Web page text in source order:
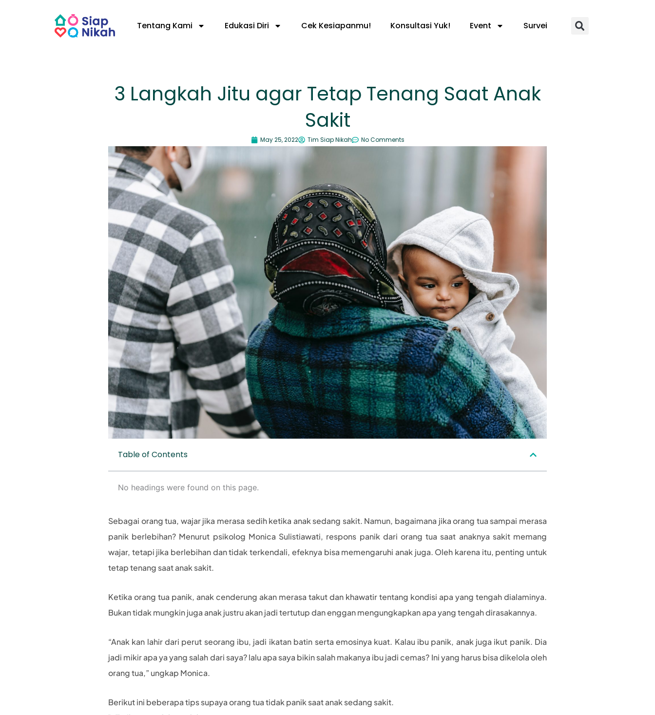
Tentang Kami Edukasi Diri Cek Kesiapanmu! Konsultasi Yuk! Event Survei
3 Langkah Jitu agar Tetap Tenang Saat Anak
Sakit
May 25, 2022 Tim Siap Nikah No Comments
Table of Contents
No headings were found on this page.
Sebagai orang tua, wajar jika merasa sedih ketika anak sedang sakit. Namun, bagaimana jika orang tua sampai merasa
panik berlebihan? Menurut psikolog Monica Sulistiawati, respons panik dari orang tua saat anaknya sakit memang
wajar, tetapi jika berlebihan dan tidak terkendali, efeknya bisa memengaruhi anak juga. Oleh karena itu, penting untuk
tetap tenang saat anak sakit.
Ketika orang tua panik, anak cenderung akan merasa takut dan khawatir tentang kondisi apa yang tengah dialaminya.
Bukan tidak mungkin juga anak justru akan jadi tertutup dan enggan mengungkapkan apa yang tengah dirasakannya.
“Anak kan lahir dari perut seorang ibu, jadi ikatan batin serta emosinya kuat. Kalau ibu panik, anak juga ikut panik. Dia
jadi mikir apa ya yang salah dari saya? lalu apa saya bikin salah makanya ibu jadi cemas? Ini yang harus bisa dikelola oleh
orang tua,” ungkap Monica.
Berikut ini beberapa tips supaya orang tua tidak panik saat anak sedang sakit.